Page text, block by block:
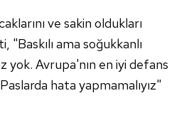
ve sakin oldukları
ama soğukkanlı
yok. Avrupa'nın en iyi defans
hata yapmamalıyız"